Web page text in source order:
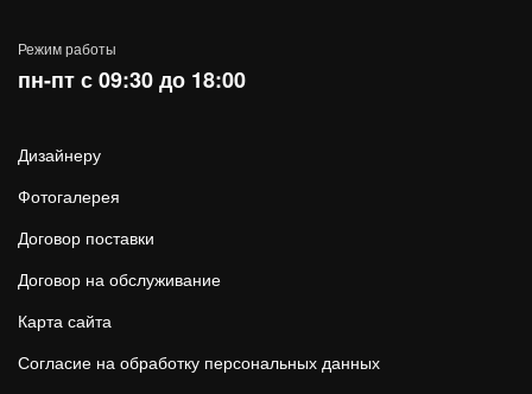
Режим работы
пн-пт с 09:30 до 18:00
Дизайнеру
Фотогалерея
Договор поставки
Договор на обслуживание
Карта сайта
Согласие на обработку персональных данных